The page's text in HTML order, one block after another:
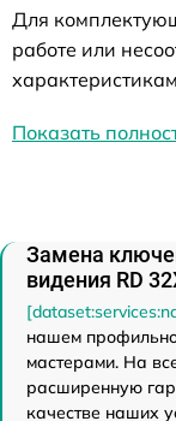
Для
работе или
Показать
Замена
видения RD
нашем
мастерами. На
расширенную
качестве наших